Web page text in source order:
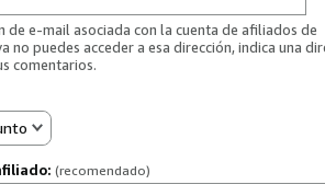
de e-mail asociada con la cuenta de afiliados de
no puedes acceder a esa dirección, indica una
comentarios.
(recomendado)